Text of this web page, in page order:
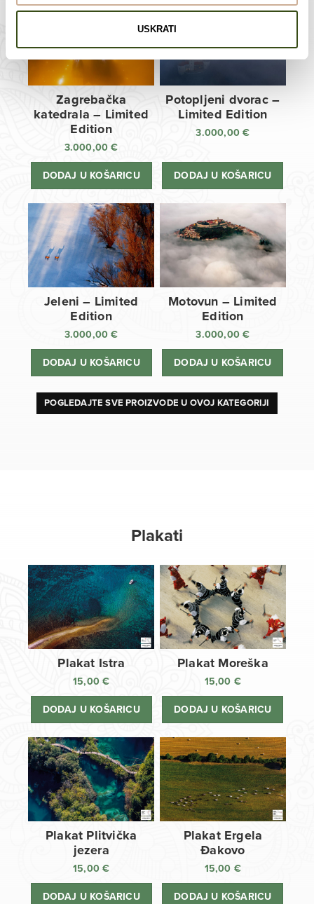
USKRATI
Zagrebačka
katedrala – Limited
Edition
3.000,00€
DODAJ U KOŠARICU
Potopljeni dvorac –
Limited Edition
3.000,00€
DODAJ U KOŠARICU
Jeleni – Limited
Edition
3.000,00€
DODAJ U KOŠARICU
Motovun – Limited
Edition
3.000,00€
DODAJ U KOŠARICU
POGLEDAJTE SVE PROIZVODE U OVOJ KATEGORIJI
Plakati
Plakat Istra
15,00€
DODAJ U KOŠARICU
Plakat Moreška
15,00 €
DODAJ U KOŠARICU
Plakat Plitvička
jezera
15,00€
DODAJ U KOŠARICU
Plakat Ergela
Đakovo
15,00 €
DODAJ U KOŠARICU